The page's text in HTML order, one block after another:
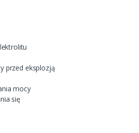
przed eksplozją
mocy
się